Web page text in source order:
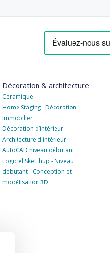
Décoration & architecture
Céramique
Home Staging : Décoration -
Immobilier
Décoration d’intérieur
Architecture d'intérieur
AutoCAD niveau débutant
Logiciel Sketchup - Niveau
débutant - Conception et
modélisation 3D